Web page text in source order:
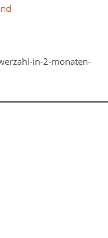
in-2-monaten-